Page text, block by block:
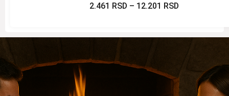
2.461 RSD – 12.201 RSD